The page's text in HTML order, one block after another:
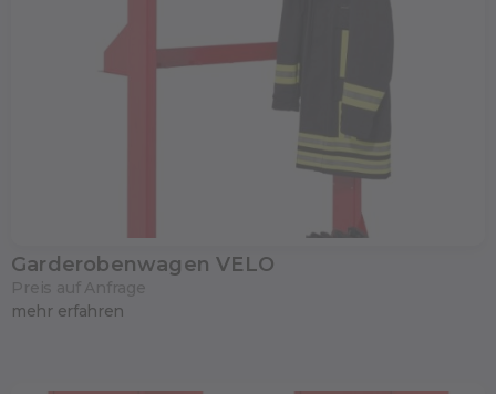
Garderobenwagen VELO
mehr erfahren